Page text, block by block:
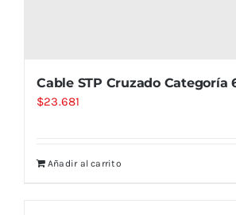
Cable STP Cruzado Categoría
$23.681
Añadir al carrito